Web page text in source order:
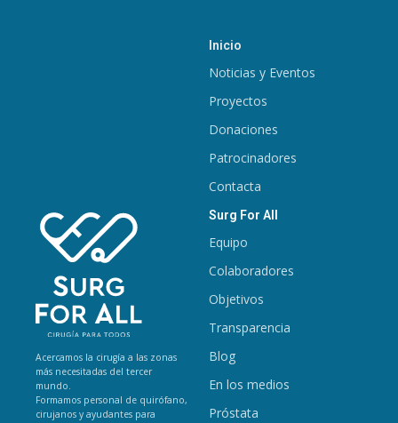
Acercamos la cirugía a las zonas
más necesitadas del tercer
mundo.
Formamos personal de quirófano,
cirujanos y ayudantes para
Inicio
Noticias y Eventos
Proyectos
Donaciones
Patrocinadores
Contacta
Surg For All
Equipo
Colaboradores
Objetivos
Transparencia
Blog
En los medios
Próstata